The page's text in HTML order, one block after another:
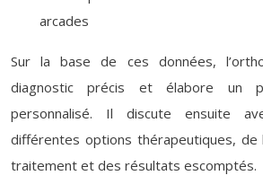
arcades
Sur la base de ces données,
diagnostic précis et élabore un
personnalisé. Il discute ensuite
différentes options thérapeutiques,
traitement et des résultats escomptés.